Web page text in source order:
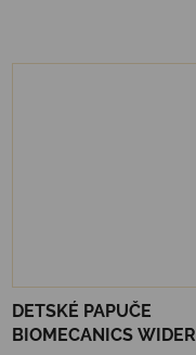
DETSKÉ PAPUČE
BIOMECANICS WIDER